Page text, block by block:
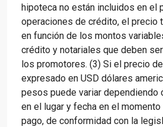
hipoteca no están incluidos en el
operaciones de crédito, el precio
en función de los montos
crédito y notariales que deben
los promotores. (3) Si el precio
expresado en USD dólares
pesos puede variar dependiendo
en el lugar y fecha en el
pago, de conformidad con la